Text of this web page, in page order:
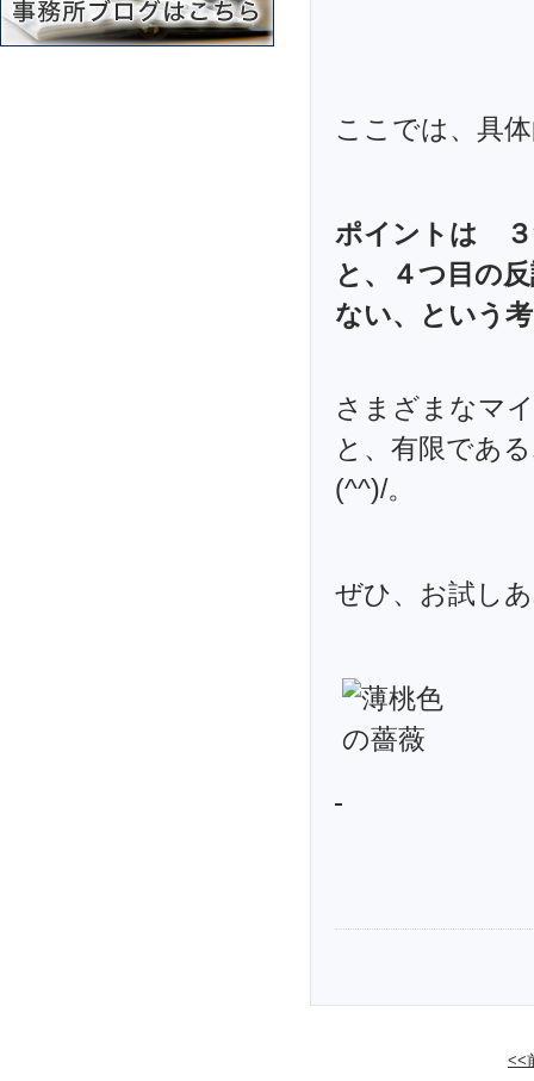
ここでは、具
ポイントは ３
と、４つ目の
ない、という
さまざまなマ
と、有限であ
(^^)/。
ぜひ、お試し
<<